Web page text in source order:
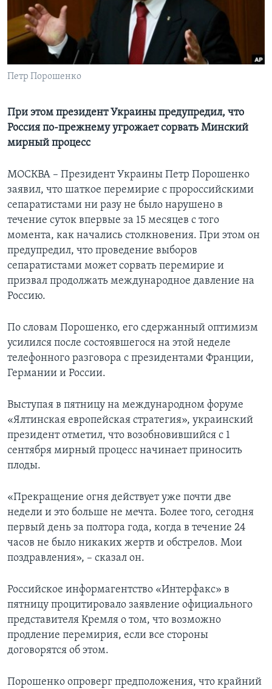
Learning English
СОЦИАЛЬНЫЕ СЕТИ
Языки
Петр Порошенко
При этом президент Украины предупредил, что
Россия по-прежнему угрожает сорвать Минский
мирный процесс
МОСКВА – Президент Украины Петр Порошенко
заявил, что шаткое перемирие с пророссийскими
сепаратистами ни разу не было нарушено в
течение суток впервые за 15 месяцев с того
момента, как начались столкновения. При этом он
предупредил, что проведение выборов
сепаратистами может сорвать перемирие и
призвал продолжать международное давление на
Россию.
По словам Порошенко, его сдержанный оптимизм
усилился после состоявшегося на этой неделе
телефонного разговора с президентами Франции,
Германии и России.
Выступая в пятницу на международном форуме
«Ялтинская европейская стратегия», украинский
президент отметил, что возобновившийся с 1
сентября мирный процесс начинает приносить
плоды.
«Прекращение огня действует уже почти две
недели и это больше не мечта. Более того, сегодня
первый день за полтора года, когда в течение 24
часов не было никаких жертв и обстрелов. Мои
поздравления», – сказал он.
Российское информагентство «Интерфакс» в
пятницу процитировало заявление официального
представителя Кремля о том, что возможно
продление перемирия, если все стороны
договорятся об этом.
Порошенко опроверг предположения, что крайний